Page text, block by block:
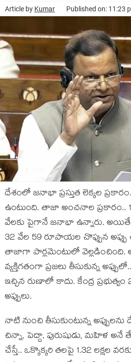
Article by Kumar Published on: 11:23
దేశంలో జ‌నాభా ప్ర‌స్తుత లెక్క‌ల
ఉంటుంది. తాజా అంచ‌నాల ప్ర‌కారం..
వేల‌కు పైగానే జ‌నాభా ఉన్నారు. అయితే..
32 వేల 59 రూపాయ‌ల చొప్పున అప్పు
తాజాగా పార్ల‌మెంటులో
వ్య‌క్తిగ‌తంగా ప్ర‌జ‌లు తీసుకున్న
ఇచ్చిన రుణాలో కాదు. కేంద్ర
అప్పులు.
నాటి నుంచి తీసుకుంటున్న అప్పుల‌ను
చిన్నా, పెద్దా, పురుషుడు, మ‌హిళ
చేస్తే.. ఒక్కొక్క‌రి త‌ల‌పై 1.32 ల‌క్షల